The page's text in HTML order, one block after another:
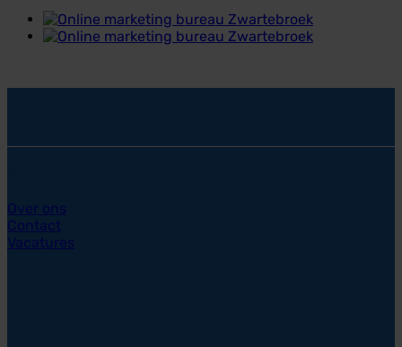
Over ons
Contact
Vacatures